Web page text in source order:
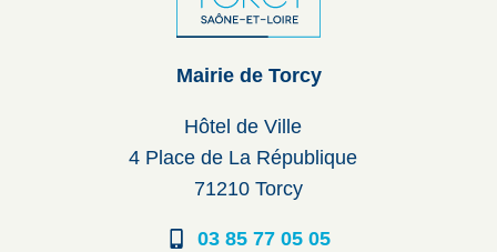
Mairie de Torcy
Hôtel de Ville
4 Place de La République
71210 Torcy
03 85 77 05 05